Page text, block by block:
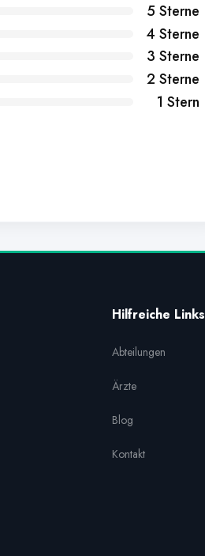
5 Sterne
4 Sterne
3 Sterne
2 Sterne
1 Stern
Hilfreiche Links
Abteilungen
Ärzte
Blog
Kontakt